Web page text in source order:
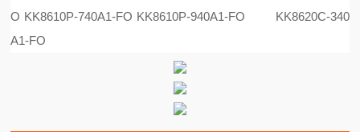
O KK8610P-740A1-FO KK8610P-940A1-FO KK8620C-340
A1-FO